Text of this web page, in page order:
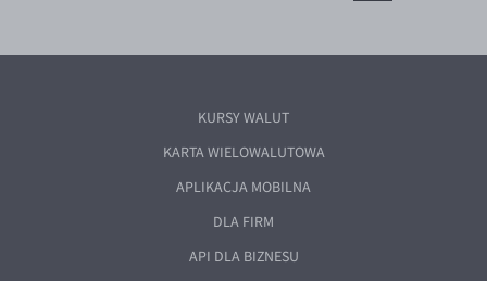
KURSY WALUT
KARTA WIELOWALUTOWA
APLIKACJA MOBILNA
DLA FIRM
API DLA BIZNESU